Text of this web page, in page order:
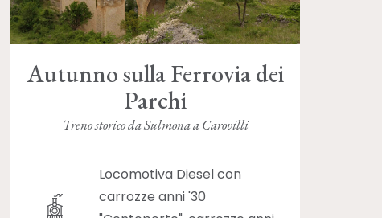
Autunno sulla Ferrovia dei
Parchi
Treno storico da Sulmona a Carovilli
Locomotiva Diesel con
carrozze anni '30